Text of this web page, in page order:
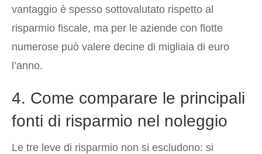
vantaggio è spesso sottovalutato rispetto al
risparmio fiscale, ma per le aziende con flotte
numerose può valere decine di migliaia di euro
l’anno.
4. Come comparare le principali
fonti di risparmio nel noleggio
Le tre leve di risparmio non si escludono: si